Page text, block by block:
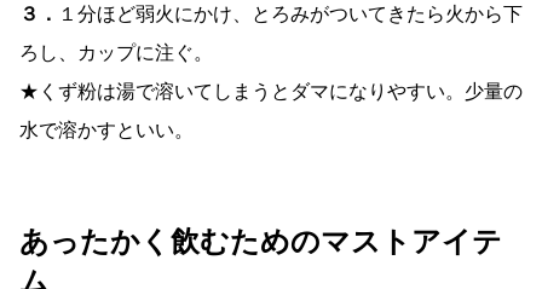
３． １分ほど弱火にかけ、とろみがついてきたら火から下
ろし、カップに注ぐ。
★くず粉は湯で溶いてしまうとダマになりやすい。少量の
水で溶かすといい。
あったかく飲むためのマストアイテ
ム